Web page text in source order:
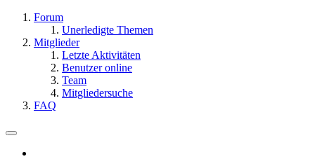
Forum
Unerledigte Themen
Mitglieder
Letzte Aktivitäten
Benutzer online
Team
Mitgliedersuche
FAQ